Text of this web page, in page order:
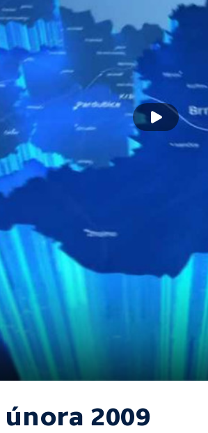
února 2009